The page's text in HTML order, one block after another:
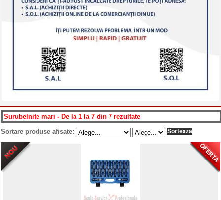
Surubelnite mari - De la 1 la 7 din 7 rezultate
Sortare produse afisate: